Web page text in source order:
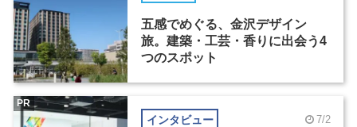
五感でめぐる、金沢デザイン
旅。建築・工芸・香りに出会う4
つのスポット
インタビュー 7/2
PR